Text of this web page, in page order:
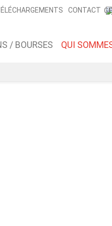
CONTACT
/ BOURSES QUI